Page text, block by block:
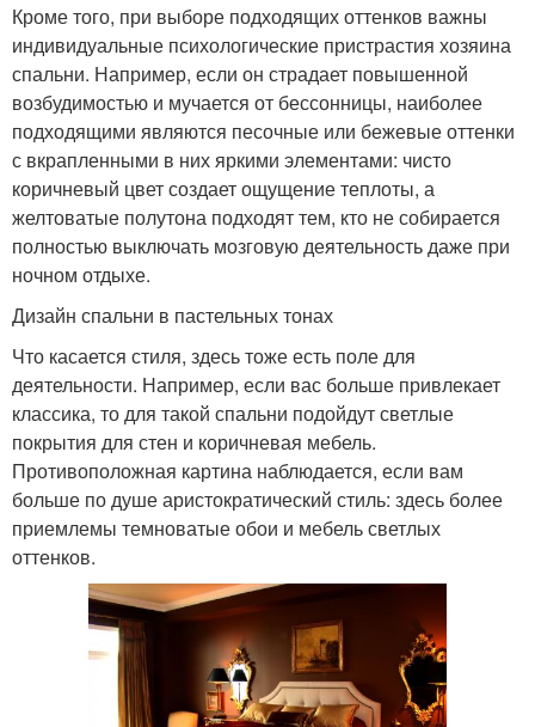
Кроме того, при выборе подходящих оттенков важны
индивидуальные психологические пристрастия хозяина
спальни. Например, если он страдает повышенной
возбудимостью и мучается от бессонницы, наиболее
подходящими являются песочные или бежевые оттенки
с вкрапленными в них яркими элементами: чисто
коричневый цвет создает ощущение теплоты, а
желтоватые полутона подходят тем, кто не собирается
полностью выключать мозговую деятельность даже при
ночном отдыхе.
Дизайн спальни в пастельных тонах
Что касается стиля, здесь тоже есть поле для
деятельности. Например, если вас больше привлекает
классика, то для такой спальни подойдут светлые
покрытия для стен и коричневая мебель.
Противоположная картина наблюдается, если вам
больше по душе аристократический стиль: здесь более
приемлемы темноватые обои и мебель светлых
оттенков.